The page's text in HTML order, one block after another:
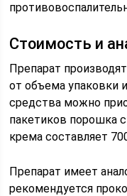
Стоимость и
Препарат
от объема упаковки
средства можно
пакетиков порошка
крема составляет
Препарат имеет
рекомендуется